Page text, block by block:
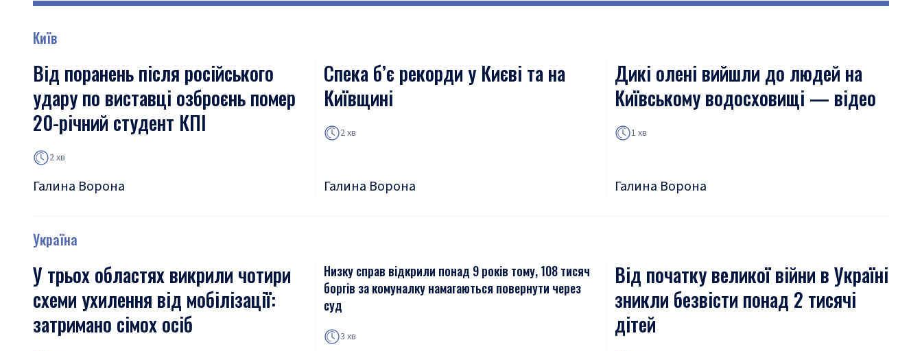
Київ
Від поранень після російського
удару по виставці озброєнь помер
20-річний студент КПІ
2 хв
Галина Ворона
Спека б’є рекорди у Києві та на
Київщині
2 хв
Галина Ворона
Дикі олені вийшли до людей на
Київському водосховищі — відео
1 хв
Галина Ворона
Україна
У трьох областях викрили чотири
схеми ухилення від мобілізації:
затримано сімох осіб
Низку справ відкрили понад 9 років тому, 108 тисяч
боргів за комуналку намагаються повернути через
суд
3 хв
Від початку великої війни в Україні
зникли безвісти понад 2 тисячі
дітей